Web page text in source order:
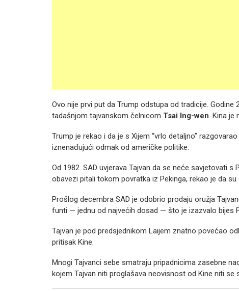
Ovo nije prvi put da Trump odstupa od tradicije.
tadašnjom tajvanskom čelnicom Tsai Ing-wen. Kina je
Trump je rekao i da je s Xijem “vrlo detaljno”
iznenađujući odmak od američke politike.
Od 1982. SAD uvjerava Tajvan da se neće savjetovati
obavezi pitali tokom povratka iz Pekinga, rekao je da
Prošlog decembra SAD je odobrio prodaju oružja
funti — jednu od najvećih dosad — što je izazvalo bijes
Tajvan je pod predsjednikom Laijem znatno povećao
pritisak Kine.
Mnogi Tajvanci sebe smatraju pripadnicima zasebne
kojem Tajvan niti proglašava neovisnost od Kine niti se